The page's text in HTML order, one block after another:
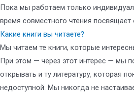
Пока мы работаем только
время совместного чтения посвящает
Какие книги вы читаете?
Мы читаем те книги, которые
При этом — через этот интерес — мы
открывать и ту литературу, которая
недоступной. Мы никогда не